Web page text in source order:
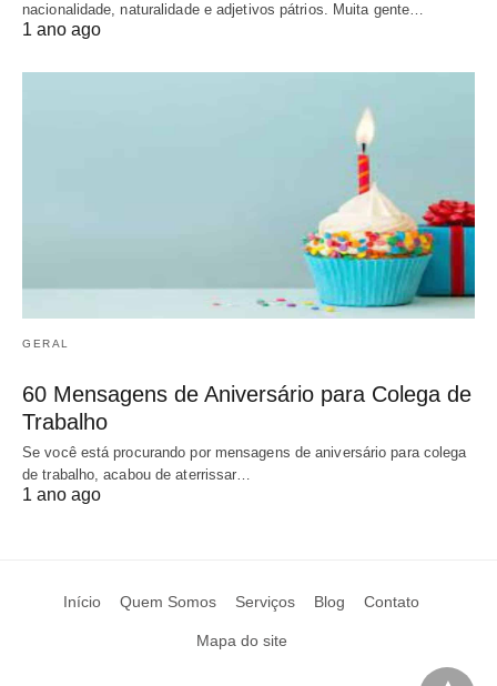
nacionalidade, naturalidade e adjetivos pátrios. Muita gente…
1 ano ago
GERAL
60 Mensagens de Aniversário para Colega de
Trabalho
Se você está procurando por mensagens de aniversário para colega
de trabalho, acabou de aterrissar…
1 ano ago
Início Quem Somos Serviços Blog Contato
Mapa do site